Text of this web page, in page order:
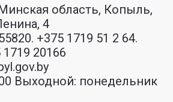
область, Копыль,
4
+375 1719 51 2 64.
1719 20166
Выходной: понедельник